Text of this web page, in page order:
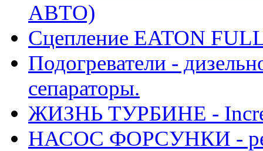
АВТО)
Сцепление EATON
Подогреватели -
сепараторы.
ЖИЗНЬ ТУРБИНЕ -
НАСОС ФОРСУНКИ -